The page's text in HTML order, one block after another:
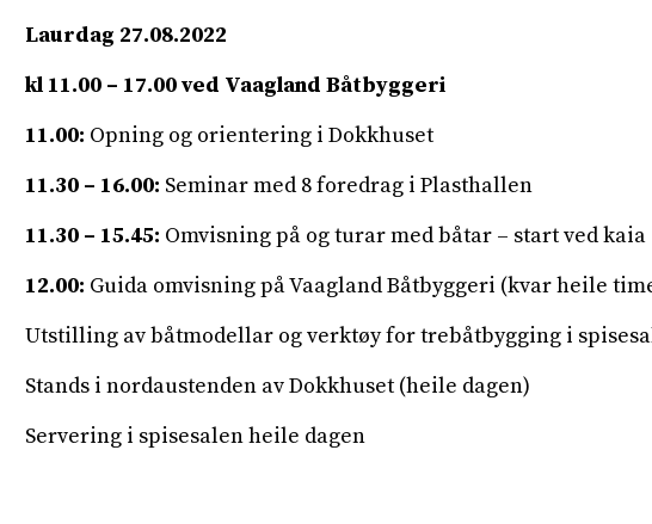
Laurdag 27.08.2022
kl 11.00 – 17.00 ved Vaagland Båtbyggeri
11.00: Opning og orientering i Dokkhuset
11.30 – 16.00: Seminar med 8 foredrag i Plasthallen
11.30 – 15.45: Omvisning på og turar med båtar – start ved kaia
12.00: Guida omvisning på Vaagland Båtbyggeri (kvar heile
Utstilling av båtmodellar og verktøy for trebåtbygging i
Stands i nordaustenden av Dokkhuset (heile dagen)
Servering i spisesalen heile dagen